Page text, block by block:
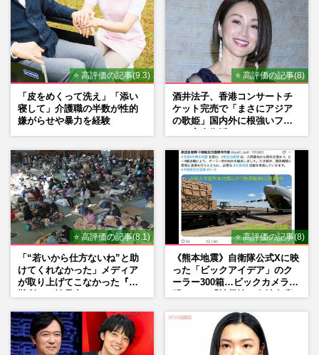
⭐ 高評価の記事(9.3)
「皮をめくって洗え」「添い
寝して」介護職の半数が性的
嫌がらせや暴力を経験
⭐ 高評価の記事(8)
酒井法子、香港コンサートチ
ケット完売で「まさにアジア
の歌姫」国内外に根強いファ
⭐ 高評価の記事(8.1)
「“若いから仕方ないね”と助
けてくれなかった」メディア
が取り上げてこなかった『避
⭐ 高評価の記事(8)
《熊本地震》自衛隊公式Xに映
った「ビックアイデア」のク
ーラー300箱…ビックカメラが